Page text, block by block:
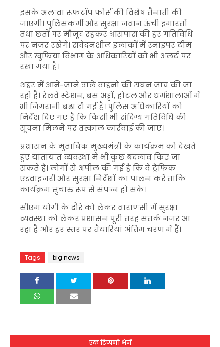
इसके अलावा रूफटॉप फोर्स की विशेष तैनाती की
जाएगी। पुलिसकर्मी और सुरक्षा जवान ऊंची इमारतों
तथा छतों पर मौजूद रहकर आसपास की हर गतिविधि
पर नजर रखेंगे। संवेदनशील इलाकों में स्नाइपर टीम
और खुफिया विभाग के अधिकारियों को भी अलर्ट पर
रखा गया है।
शहर में आने-जाने वाले वाहनों की सघन जांच की जा
रही है। रेलवे स्टेशन, बस अड्डों, होटल और धर्मशालाओं में
भी निगरानी बढ़ा दी गई है। पुलिस अधिकारियों को
निर्देश दिए गए हैं कि किसी भी संदिग्ध गतिविधि की
सूचना मिलने पर तत्काल कार्रवाई की जाए।
प्रशासन के मुताबिक मुख्यमंत्री के कार्यक्रम को देखते
हुए यातायात व्यवस्था में भी कुछ बदलाव किए जा
सकते हैं। लोगों से अपील की गई है कि वे ट्रैफिक
एडवाइजरी और सुरक्षा निर्देशों का पालन करें ताकि
कार्यक्रम सुचारु रूप से संपन्न हो सके।
सीएम योगी के दौरे को लेकर वाराणसी में सुरक्षा
व्यवस्था को लेकर प्रशासन पूरी तरह सतर्क नजर आ
रहा है और हर स्तर पर तैयारियां अंतिम चरण में हैं।
Tags big news
एक टिप्पणी भेजें